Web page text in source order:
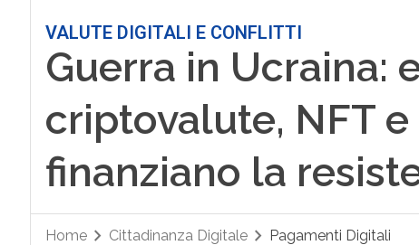
VALUTE DIGITALI E CONFLITTI
Guerra in Ucraina:
criptovalute, NFT
finanziano la
Home Cittadinanza Digitale Pagamenti Digitali